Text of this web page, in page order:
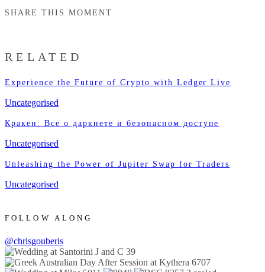
SHARE THIS MOMENT
RELATED
Experience the Future of Crypto with Ledger Live
Uncategorised
Кракен: Все о даркнете и безопасном доступе
Uncategorised
Unleashing the Power of Jupiter Swap for Traders
Uncategorised
FOLLOW ALONG
@chrisgouberis